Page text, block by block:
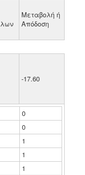
Μεταβολή ή
Απόδοση
-17.60
0
0
1
1
1